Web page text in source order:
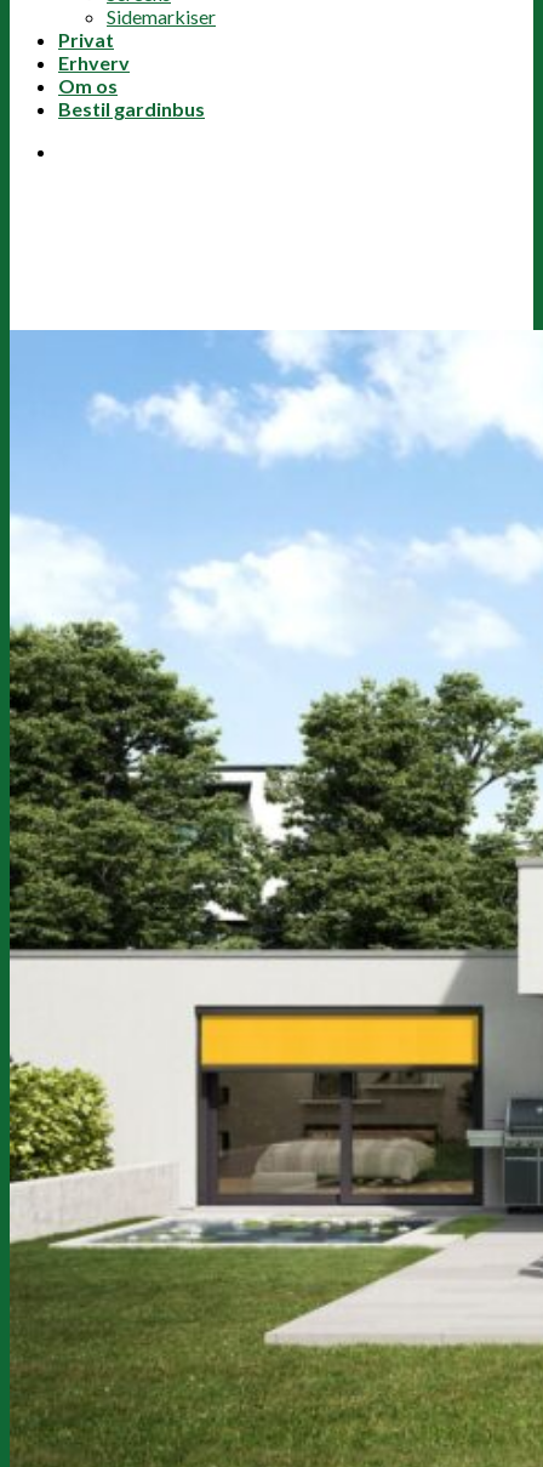
Sidemarkiser
Privat
Erhverv
Om os
Bestil gardinbus